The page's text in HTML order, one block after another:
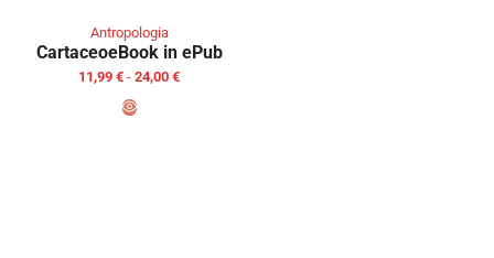
Antropologia
CartaceoeBook in ePub
11,99 € - 24,00 €